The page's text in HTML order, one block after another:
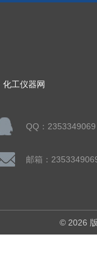
化工仪器网
QQ：2353349069
邮箱：
© 2026